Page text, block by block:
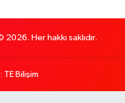
Her hakkı saklıdır.
TE Bilişim